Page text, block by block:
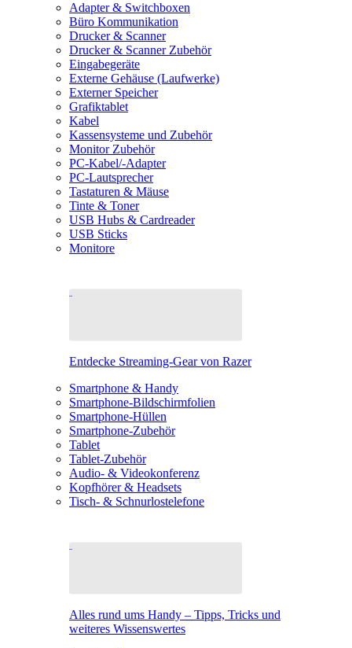
Adapter & Switchboxen
Büro Kommunikation
Drucker & Scanner
Drucker & Scanner Zubehör
Eingabegeräte
Externe Gehäuse (Laufwerke)
Externer Speicher
Grafiktablet
Kabel
Kassensysteme und Zubehör
Monitor Zubehör
PC-Kabel/-Adapter
PC-Lautsprecher
Tastaturen & Mäuse
Tinte & Toner
USB Hubs & Cardreader
USB Sticks
Monitore
Entdecke Streaming-Gear von Razer
Smartphone & Handy
Smartphone-Bildschirmfolien
Smartphone-Hüllen
Smartphone-Zubehör
Tablet
Tablet-Zubehör
Audio- & Videokonferenz
Kopfhörer & Headsets
Tisch- & Schnurlostelefone
Alles rund ums Handy – Tipps, Tricks und
weiteres Wissenswertes